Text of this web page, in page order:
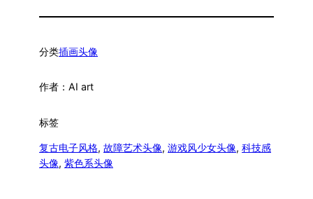
分类插画头像
作者： AI art
标签
复古电子风格, 故障艺术头像, 游戏风少女头像, 科技感
头像, 紫色系头像